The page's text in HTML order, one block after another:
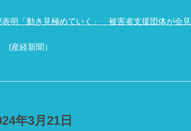
明「動き見極めていく」 被害者支援団体が会見
(産経新聞）
年3月21日